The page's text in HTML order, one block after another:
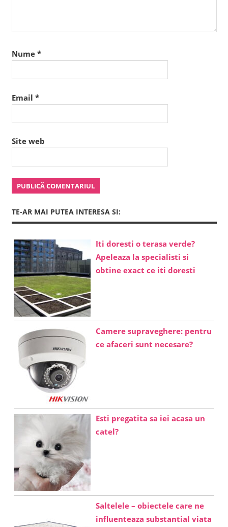
Nume *
Email *
Site web
TE-AR MAI PUTEA INTERESA SI:
Iti doresti o terasa verde?
Apeleaza la specialisti si
obtine exact ce iti doresti
Camere supraveghere: pentru
ce afaceri sunt necesare?
Esti pregatita sa iei acasa un
catel?
Saltelele – obiectele care ne
influenteaza substantial viata